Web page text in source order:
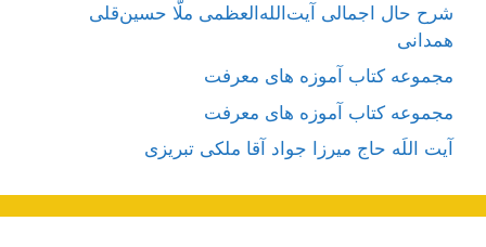
شرح حال اجمالی آیت‌الله‌العظمی ملّا حسین‌قلی
همدانی
مجموعه کتاب آموزه های معرفت
مجموعه کتاب آموزه های معرفت
آیت اللَه حاج میرزا جواد آقا ملکی تبریزی